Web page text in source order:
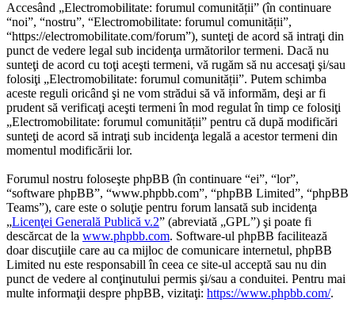
Accesând „Electromobilitate: forumul comunității” (în continuare
“noi”, “nostru”, “Electromobilitate: forumul comunității”,
“https://electromobilitate.com/forum”), sunteţi de acord să intraţi din
punct de vedere legal sub incidenţa următorilor termeni. Dacă nu
sunteţi de acord cu toţi aceşti termeni, vă rugăm să nu accesaţi şi/sau
folosiţi „Electromobilitate: forumul comunității”. Putem schimba
aceste reguli oricând şi ne vom strădui să vă informăm, deşi ar fi
prudent să verificaţi aceşti termeni în mod regulat în timp ce folosiţi
„Electromobilitate: forumul comunității” pentru că după modificări
sunteţi de acord să intraţi sub incidenţa legală a acestor termeni din
momentul modificării lor.
Forumul nostru foloseşte phpBB (în continuare “ei”, “lor”,
“software phpBB”, “www.phpbb.com”, “phpBB Limited”, “phpBB
Teams”), care este o soluţie pentru forum lansată sub incidenţa
„Licenţei Generală Publică v.2” (abreviată „GPL”) şi poate fi
descărcat de la www.phpbb.com. Software-ul phpBB facilitează
doar discuţiile care au ca mijloc de comunicare internetul, phpBB
Limited nu este responsabill în ceea ce site-ul acceptă sau nu din
punct de vedere al conţinutului permis şi/sau a conduitei. Pentru mai
multe informaţii despre phpBB, vizitaţi: https://www.phpbb.com/.